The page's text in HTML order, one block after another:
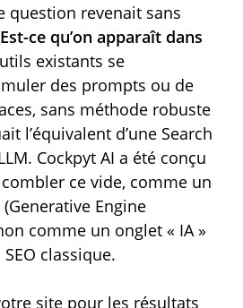
question revenait sans
Est-ce qu’on apparaît dans
existants se
des prompts ou de
sans méthode robuste
l’équivalent d’une Search
Cockpyt AI a été conçu
ce vide, comme un
(Generative Engine
comme un onglet « IA »
classique.
site pour les résultats